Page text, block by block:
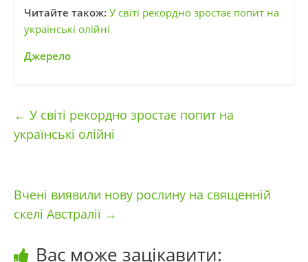
Читайте також: У світі рекордно зростає попит на
українські олійні
Джерело
← У світі рекордно зростає попит на
українські олійні
Вчені виявили нову рослину на священній
скелі Австралії →
Вас може зацікавити: